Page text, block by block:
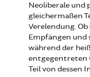
Neoliberale und
gleichermaßen
Verelendung.
Empfängen und
während der
entgegentreten
Teil von dessen